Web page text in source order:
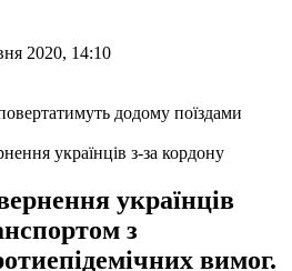
2020, 14:10
українців з-за кордону
українців
з
вимог.